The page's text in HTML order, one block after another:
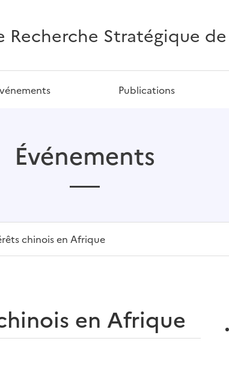
Recherche Stratégique
Publications
Événements
chinois en Afrique
en Afrique